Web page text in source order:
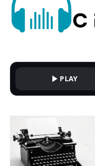
PLAY